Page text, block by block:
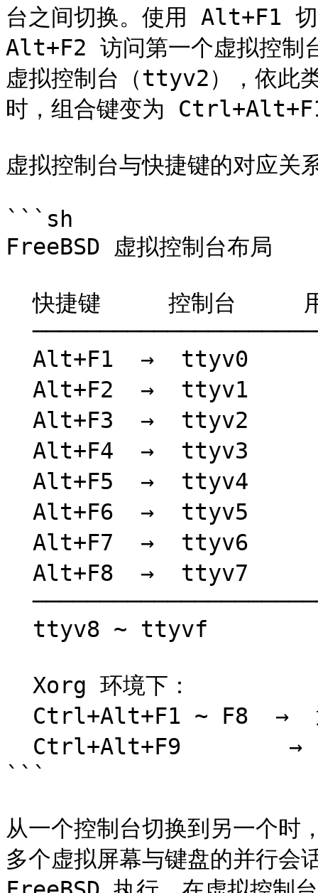
台之间切换。使用 Alt+F1
Alt+F2 访问第一个虚拟控
虚拟控制台（ttyv2），依此
时，组合键变为
虚拟控制台与快捷键的对应关
```sh
FreeBSD 虚拟控制台布局
  快捷键     控制台     用途
  ────────────────────────────────────────────
  ────────────────────────────────────────────
```
从一个控制台切换到另一个
多个虚拟屏幕与键盘的并行会